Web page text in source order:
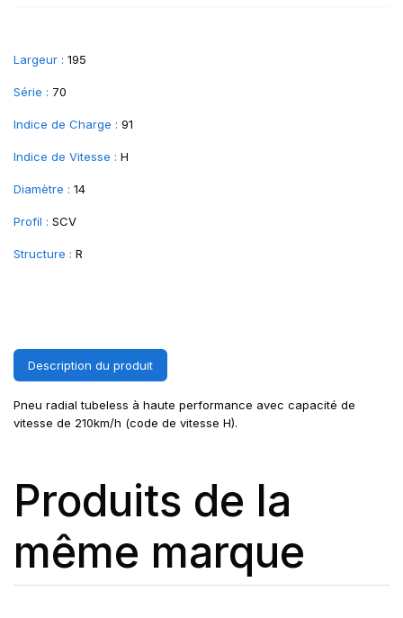
Largeur : 195
Série : 70
Indice de Charge : 91
Indice de Vitesse : H
Diamètre : 14
Profil : SCV
Structure : R
Description du produit
Pneu radial tubeless à haute performance avec capacité de
vitesse de 210km/h (code de vitesse H).
Produits de la
même marque